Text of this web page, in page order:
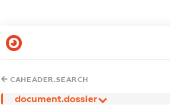
CAHEADER.SEARCH
document.dossier